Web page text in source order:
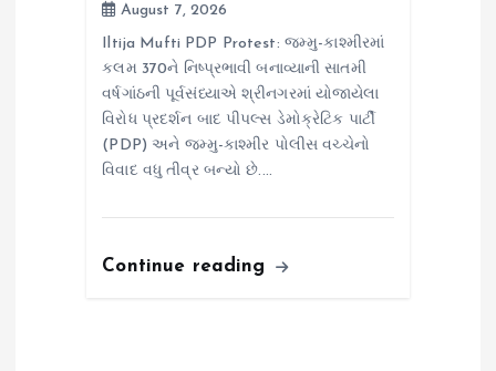
August 7, 2026
Iltija Mufti PDP Protest: જમ્મુ-કાશ્મીરમાં
કલમ 370ને નિષ્પ્રભાવી બનાવ્યાની સાતમી
વર્ષગાંઠની પૂર્વસંધ્યાએ શ્રીનગરમાં યોજાયેલા
વિરોધ પ્રદર્શન બાદ પીપલ્સ ડેમોક્રેટિક પાર્ટી
(PDP) અને જમ્મુ-કાશ્મીર પોલીસ વચ્ચેનો
વિવાદ વધુ તીવ્ર બન્યો છે.…
Continue reading